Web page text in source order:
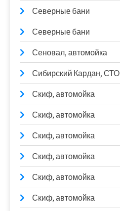
Северные бани
Северные бани
Сеновал, автомойка
Сибирский Кардан, СТО
Скиф, автомойка
Скиф, автомойка
Скиф, автомойка
Скиф, автомойка
Скиф, автомойка
Скиф, автомойка